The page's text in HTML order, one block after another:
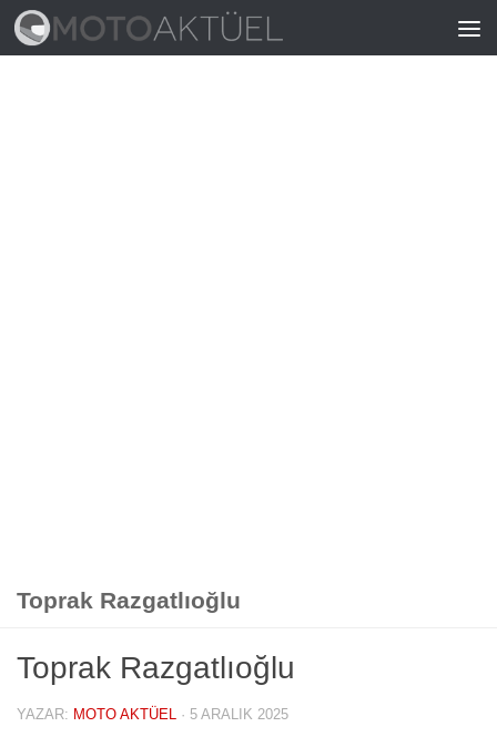
Skip to content
Toprak Razgatlıoğlu
Toprak Razgatlıoğlu
YAZAR: MOTO AKTÜEL · 5 ARALIK 2025